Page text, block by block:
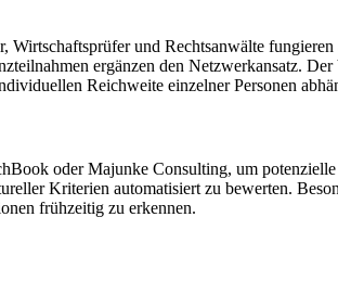
und Rechtsanwälte
ergänzen den Netzwerkansatz.
Reichweite einzelner Personen
oder Majunke Consulting, um
Kriterien automatisiert zu bewerten.
frühzeitig zu erkennen.